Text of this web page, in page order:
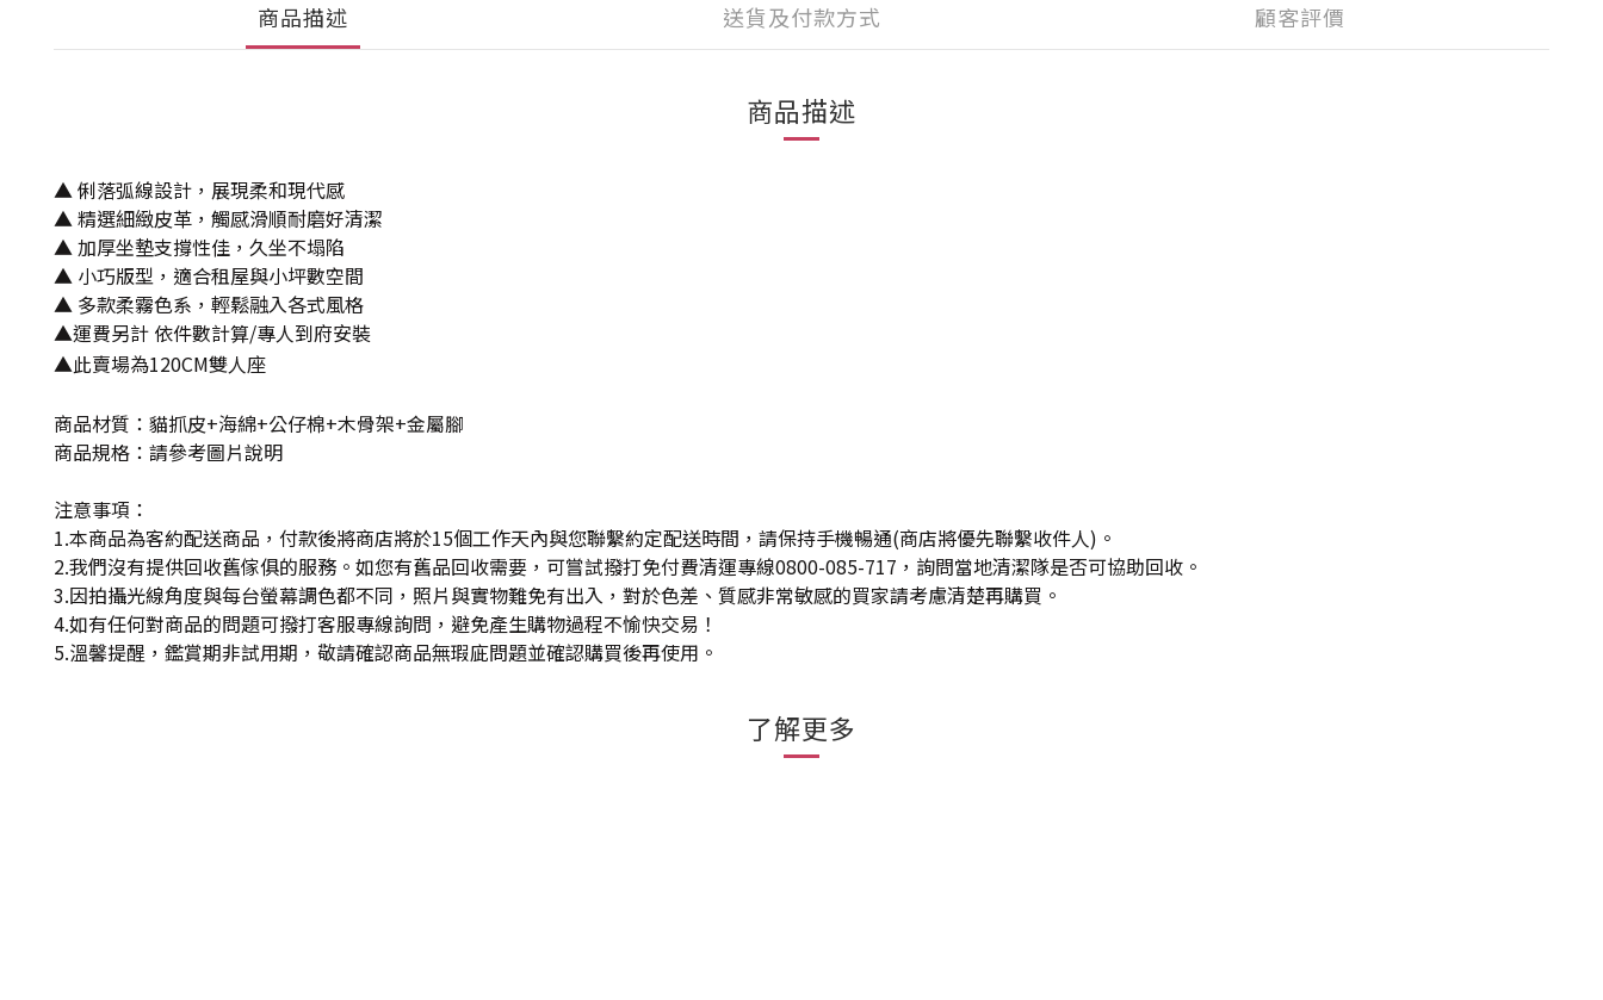
商品描述 送貨及付款方式 顧客評價
商品描述
▲ 俐落弧線設計，展現柔和現代感
▲ 精選細緻皮革，觸感滑順耐磨好清潔
▲ 加厚坐墊支撐性佳，久坐不塌陷
▲ 小巧版型，適合租屋與小坪數空間
▲ 多款柔霧色系，輕鬆融入各式風格
▲運費另計 依件數計算/專人到府安裝
▲此賣場為120CM雙人座
商品材質：貓抓皮+海綿+公仔棉+木骨架+金屬腳
商品規格：請參考圖片說明
注意事項：
1.本商品為客約配送商品，付款後將商店將於15個工作天內與您聯繫約定配送時間，請保持手機暢通(商店將優先聯繫收件人)。
2.我們沒有提供回收舊傢俱的服務。如您有舊品回收需要，可嘗試撥打免付費清運專線0800-085-717，詢問當地清潔隊是否可協助回收。
3.因拍攝光線角度與每台螢幕調色都不同，照片與實物難免有出入，對於色差、質感非常敏感的買家請考慮清楚再購買。
4.如有任何對商品的問題可撥打客服專線詢問，避免產生購物過程不愉快交易！
5.溫馨提醒，鑑賞期非試用期，敬請確認商品無瑕庛問題並確認購買後再使用。
了解更多